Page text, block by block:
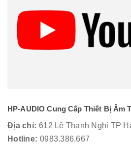
HP-AUDIO Cung Cấp Thiết Bị Âm
Địa chỉ: 612 Lê Thanh Nghị TP
Hotline: 0983.386.667